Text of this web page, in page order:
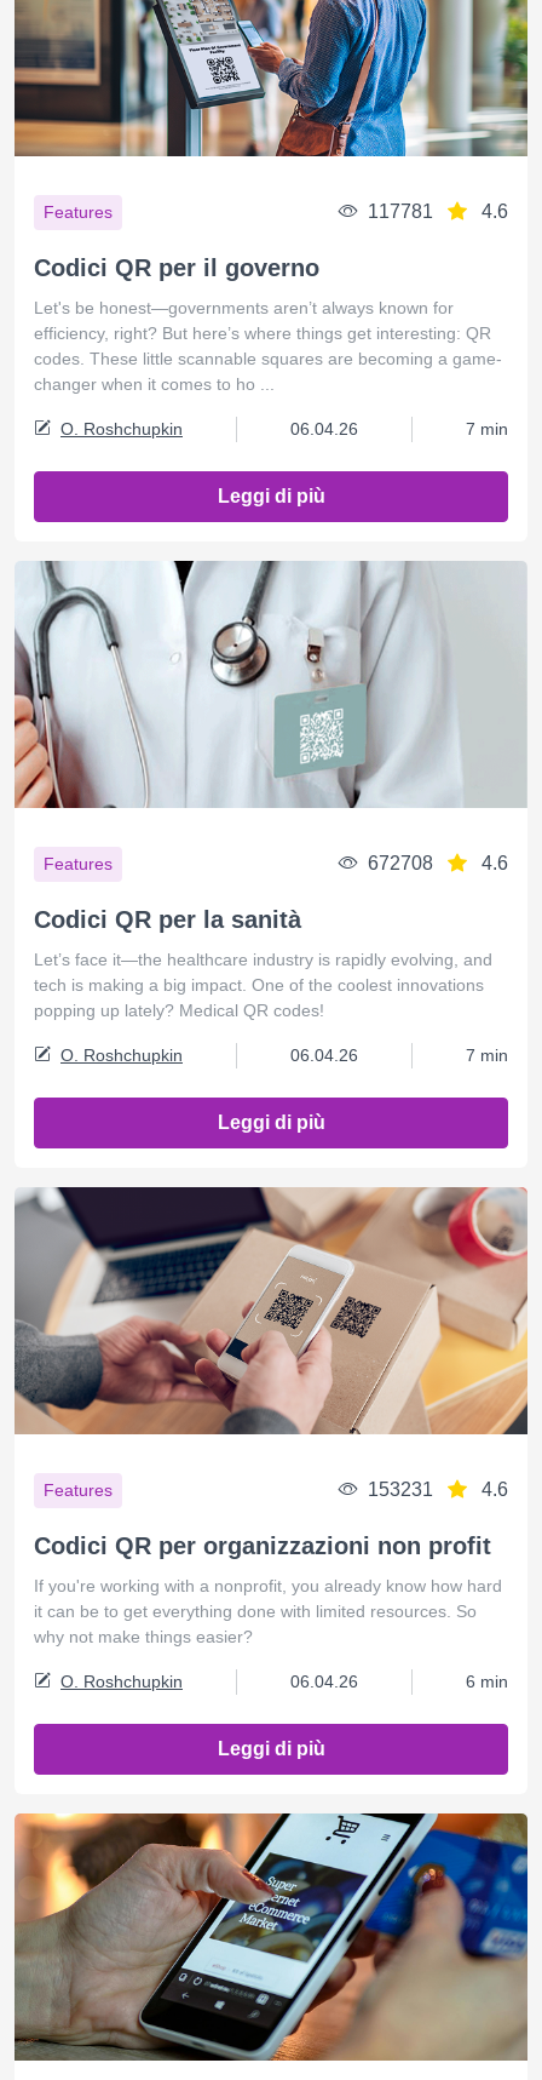
Features 117781 4.6
Codici QR per il governo
Let's be honest—governments aren’t always known for
efficiency, right? But here’s where things get interesting: QR
codes. These little scannable squares are becoming a game-
changer when it comes to ho ...
O. Roshchupkin 06.04.26 7 min
Leggi di più
Features 672708 4.6
Codici QR per la sanità
Let’s face it—the healthcare industry is rapidly evolving, and
tech is making a big impact. One of the coolest innovations
popping up lately? Medical QR codes!
O. Roshchupkin 06.04.26 7 min
Leggi di più
Features 153231 4.6
Codici QR per organizzazioni non profit
If you're working with a nonprofit, you already know how hard
it can be to get everything done with limited resources. So
why not make things easier?
O. Roshchupkin 06.04.26 6 min
Leggi di più